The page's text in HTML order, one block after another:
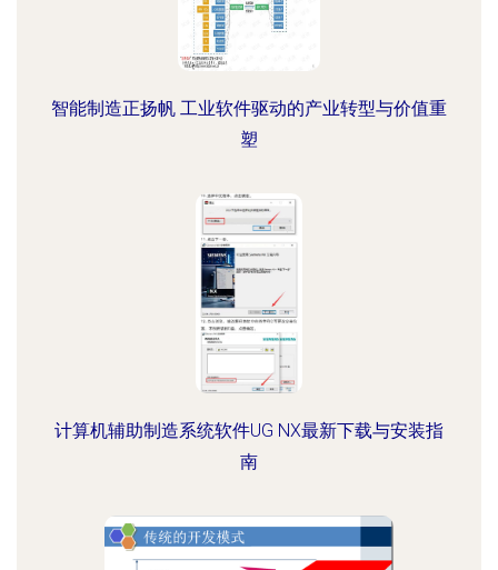
智能制造正扬帆 工业软件驱动的产业转型与价值重
塑
计算机辅助制造系统软件UG NX最新下载与安装指
南